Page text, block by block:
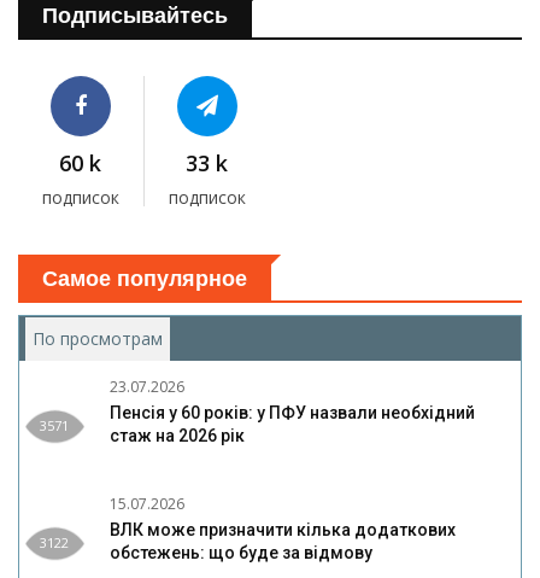
Подписывайтесь
60 k
подписок
33 k
подписок
Самое популярное
По просмотрам
3571
23.07.2026
Пенсія у 60 років: у ПФУ назвали необхідний
стаж на 2026 рік
3122
15.07.2026
ВЛК може призначити кілька додаткових
обстежень: що буде за відмову